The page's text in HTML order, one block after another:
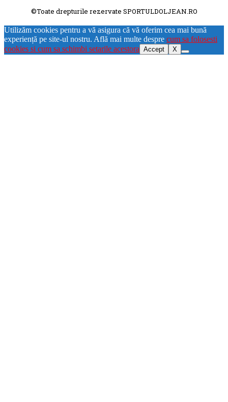
©Toate drepturile rezervate SPORTULDOLJEAN.RO
Utilizăm cookies pentru a vă asigura că vă oferim cea mai bună
experiență pe site-ul nostru. Află mai multe despre cum sa folosesti
cookies si cum sa schimbi setarile acestora Accept X